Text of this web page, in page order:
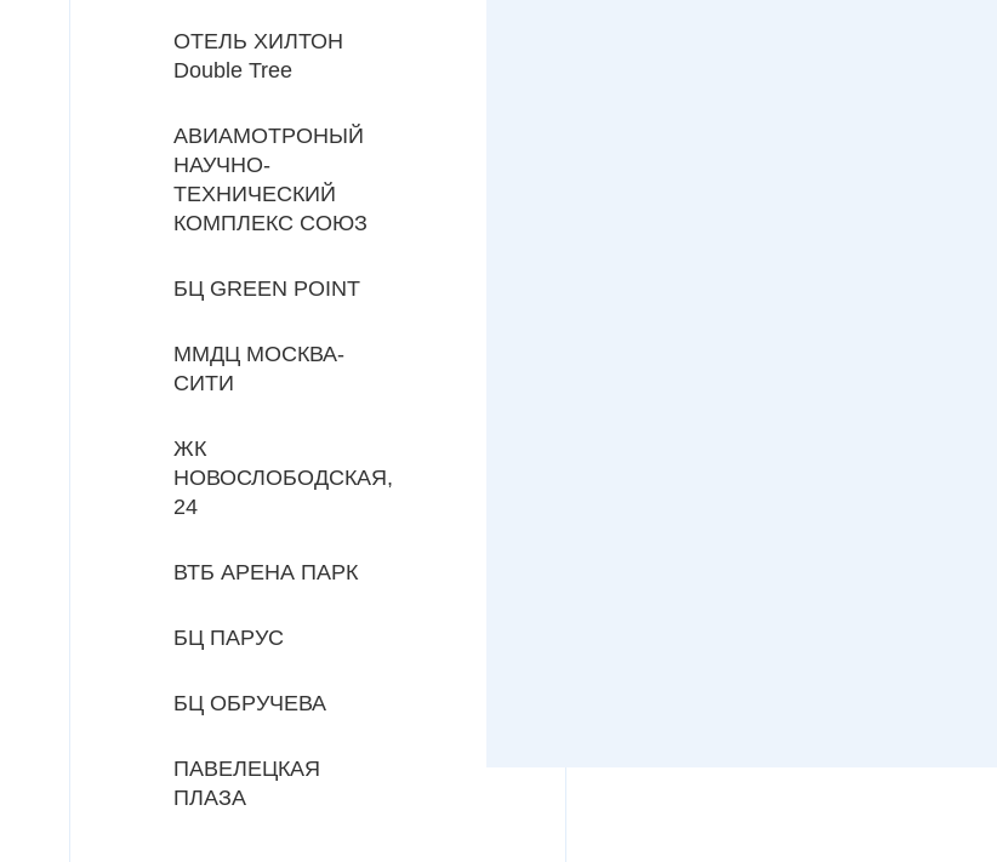
ОТЕЛЬ ХИЛТОН
Double Tree
АВИАМОТРОНЫЙ
НАУЧНО-
ТЕХНИЧЕСКИЙ
КОМПЛЕКС СОЮЗ
БЦ GREEN POINT
ММДЦ МОСКВА-
СИТИ
ЖК
НОВОСЛОБОДСКАЯ,
24
ВТБ АРЕНА ПАРК
БЦ ПАРУС
БЦ ОБРУЧЕВА
ПАВЕЛЕЦКАЯ
ПЛАЗА